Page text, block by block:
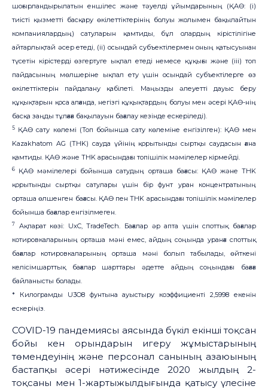
шоғырландырылатын еншілес және тәуелді ұйымдарының (ҚАӨ: (i)
тиісті қызметті басқару өкілеттіктерінің болуы жолымен бақылайтын
компаниялардың) сатуларын қамтиды, бұл олардың кірістілігіне
айтарлықтай әсер етеді, (ii) осындай субъектілермен оның қатысуынан
түсетін кірістерді өзгертуге ықпал етеді немесе құқығы және (iii) топ
пайдасының мөлшеріне ықпал ету үшін осындай субъектілерге өз
өкілеттіктерін пайдалану қабілеті. Маңызды әлеуетті дауыс беру
құқықтарын қоса алғанда, негізгі құқықтардың болуы мен әсері ҚАӨ-нің
басқа заңды тұлғаға бақылауын бағалау кезінде ескеріледі).
5 ҚАӨ сату көлемі (Топ бойынша сату көлеміне енгізілген): ҚАӨ мен
Kazakhatom AG (THK) сауда үйінің қорытынды сыртқы саудасын ғана
қамтиды. ҚАӨ және THK арасындағы топішілік мәмілелер кірмейді.
6
ҚАӨ мәмілелері бойынша сатудың орташа бағасы: ҚАӨ және THK
қорытынды сыртқы сатулары үшін бір фунт уран концентратының
орташа өлшенген бағасы. ҚАӨ пен THK арасындағы топішілік мәмілелер
бойынша бағалар енгізілмеген.
7
Ақпарат көзі: UxC, TradeTech. Бағалар әр апта үшін споттық бағалар
котировкаларының орташа мәні емес, айдың соңында уранға споттық
бағалар котировкаларының орташа мәні болып табылады, өйткені
келісімшарттық бағалар шарттары әдетте айдың соңындағы бағаға
байланысты болады.
* Килограмды U3O8 фунтына ауыстыру коэффициенті 2,5998 екенін
ескеріңіз.
COVID-19 пандемиясы аясында бүкіл екінші тоқсан
бойы кен орындарын игеру жұмыстарының
төмендеуінің және персонал санының азаюының
бастапқы әсері нәтижесінде 2020 жылдың 2-
тоқсаны мен 1-жартыжылдығында қатысу үлесіне